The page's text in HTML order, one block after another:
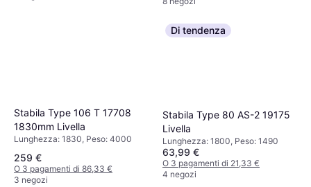
Stabila Type 106 T 17708
1830mm Livella
Lunghezza: 1830, Peso: 4000
259 €
O 3 pagamenti di 86,33 €
3 negozi
Di tendenza
Stabila Type 80 AS-2 19175
Livella
Lunghezza: 1800, Peso: 1490
63,99 €
O 3 pagamenti di 21,33 €
4 negozi